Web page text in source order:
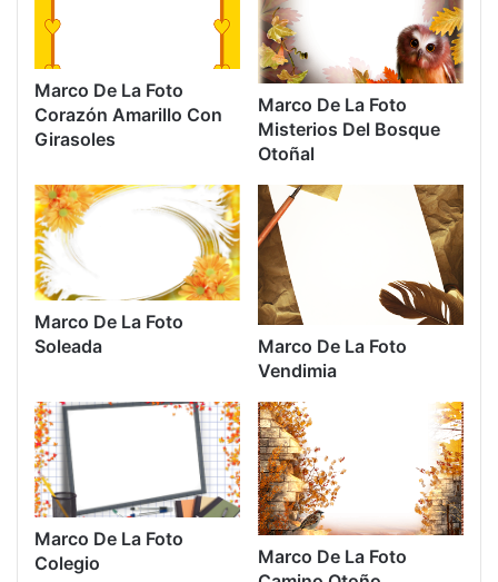
Marco De La Foto
Corazón Amarillo Con
Girasoles
Marco De La Foto
Misterios Del Bosque
Otoñal
Marco De La Foto
Soleada
Marco De La Foto
Vendimia
Marco De La Foto
Colegio
Marco De La Foto